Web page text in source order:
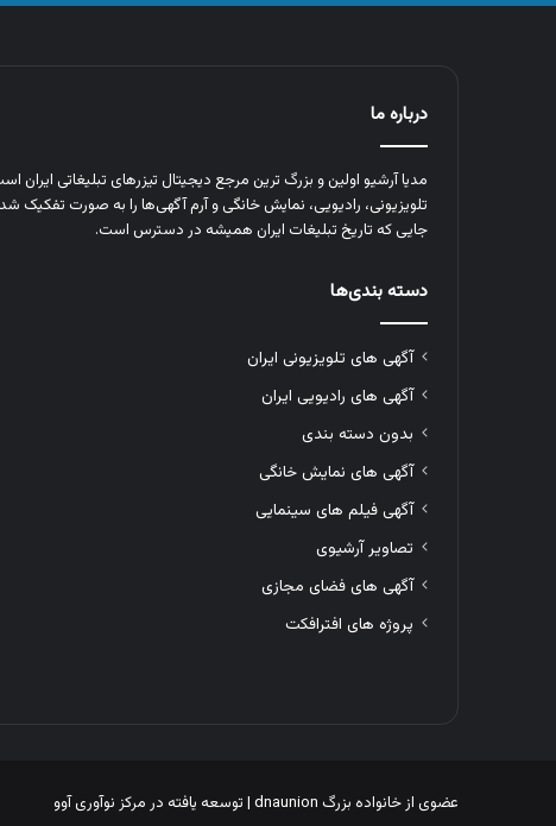
درباره ما
مدیا آرشیو اولین و بزرگ‌ ترین مرجع دیجیتال تیزرهای تبلیغاتی
تلویزیونی، رادیویی، نمایش خانگی و آرم‌ آگهی‌ها را به‌ صورت تفکیک‌
جایی که تاریخ تبلیغات ایران همیشه در دسترس است.
دسته بندی‌ها
آگهی های تلویزیونی ایران
آگهی های رادیویی ایران
بدون دسته بندی
آگهی های نمایش خانگی
آگهی فیلم های سینمایی
تصاویر آرشیوی
آگهی های فضای مجازی
پروژه های افترافکت
عضوی از خانواده بزرگ dnaunion | توسعه یافته در مرکز نوآوری آوو